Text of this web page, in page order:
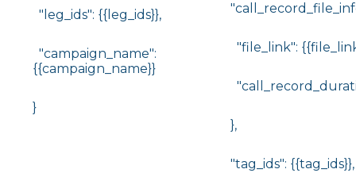
"leg_ids": {{leg_ids}},
"campaign_name":
{{campaign_name}}
}
"file_link":
},
"tag_ids": {{tag_ids}},